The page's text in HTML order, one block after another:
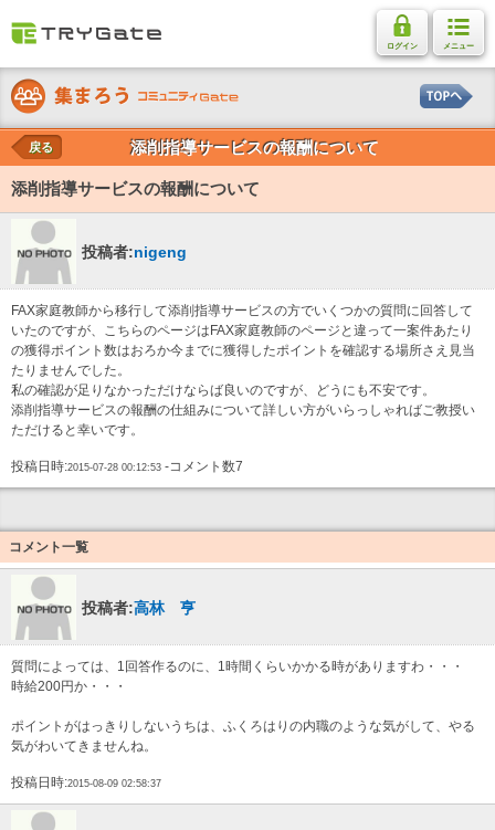
ログイン メニュー
戻る 添削指導サービスの報酬について
添削指導サービスの報酬について
投稿者:nigeng
FAX家庭教師から移行して添削指導サービスの方でいくつかの質問に回答して
いたのですが、こちらのページはFAX家庭教師のページと違って一案件あたり
の獲得ポイント数はおろか今までに獲得したポイントを確認する場所さえ見当
たりませんでした。
私の確認が足りなかっただけならば良いのですが、どうにも不安です。
添削指導サービスの報酬の仕組みについて詳しい方がいらっしゃればご教授い
ただけると幸いです。
投稿日時:2015-07-28 00:12:53 -コメント数7
コメント一覧
投稿者:高林 亨
質問によっては、1回答作るのに、1時間くらいかかる時がありますわ・・・
時給200円か・・・
ポイントがはっきりしないうちは、ふくろはりの内職のような気がして、やる
気がわいてきませんね。
投稿日時:2015-08-09 02:58:37